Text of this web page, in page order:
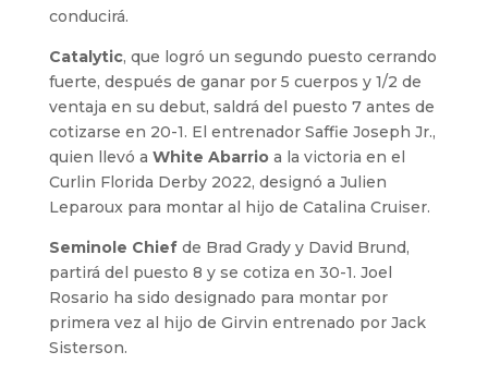
conducirá.
Catalytic, que logró un segundo puesto cerrando
fuerte, después de ganar por 5 cuerpos y 1/2 de
ventaja en su debut, saldrá del puesto 7 antes de
cotizarse en 20-1. El entrenador Saffie Joseph Jr.,
quien llevó a White Abarrioa la victoria en el
Curlin Florida Derby 2022, designó a Julien
Leparoux para montar al hijo de Catalina Cruiser.
Seminole Chiefde Brad Grady y David Brund,
partirá del puesto 8 y se cotiza en 30-1. Joel
Rosario ha sido designado para montar por
primera vez al hijo de Girvin entrenado por Jack
Sisterson.